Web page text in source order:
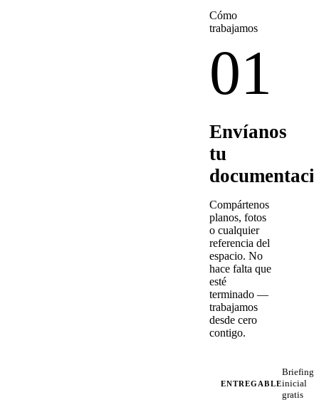
Cómo
trabajamos
01
Envíanos
tu
Compártenos
planos, fotos
o cualquier
referencia del
espacio. No
hace falta que
esté
terminado —
trabajamos
desde cero
contigo.
ENTREGABLE
Briefing
inicial
gratis